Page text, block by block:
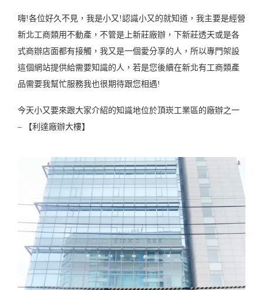
嗨!各位好久不見，我是小又!認識小又的就知道，我主要是經營
新北工商類用不動產，不管是上新莊廠辦，下新莊透天或是各
式商辦店面都有接觸，我又是一個愛分享的人，所以專門架設
這個網站提供給需要知識的人，若是您後續在新北有工商類產
品需要我幫忙服務我也很期待跟您相遇!
今天小又要來跟大家介紹的知識地位於頂崁工業區的廠辦之一
– 【利達廠辦大樓】